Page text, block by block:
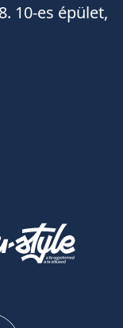
10-es épület,